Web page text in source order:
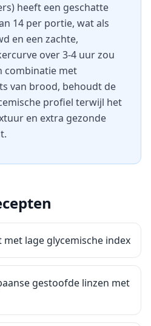
heeft een geschatte
14 per portie, wat als
en een zachte,
over 3-4 uur zou
combinatie met
van brood, behoudt de
profiel terwijl het
en extra gezonde
lage glycemische index
gestoofde linzen met